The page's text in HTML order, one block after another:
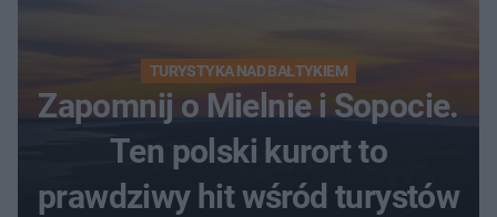
TURYSTYKA NAD BAŁTYKIEM
Zapomnij o Mielnie i Sopocie.
Ten polski kurort to
prawdziwy hit wśród turystów